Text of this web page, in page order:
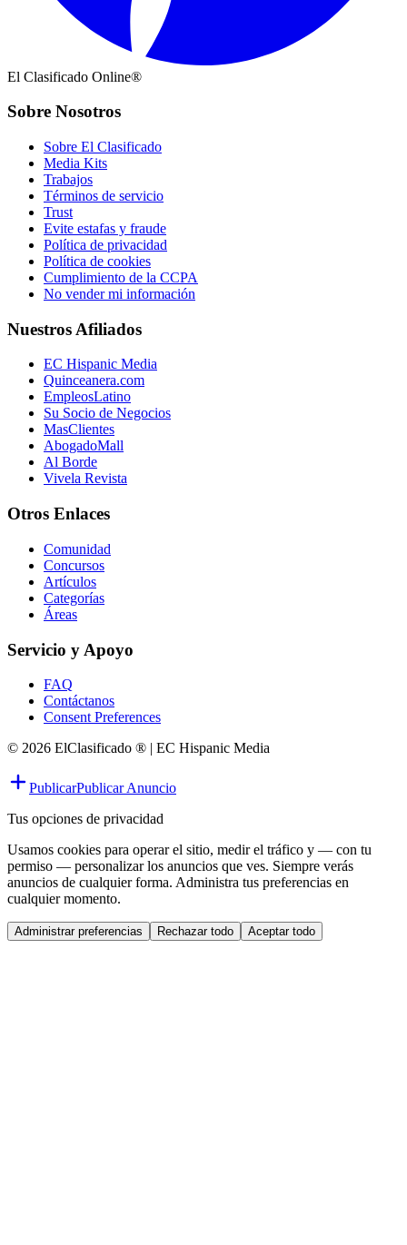
El Clasificado Online®
Sobre Nosotros
Sobre El Clasificado
Media Kits
Trabajos
Términos de servicio
Trust
Evite estafas y fraude
Política de privacidad
Política de cookies
Cumplimiento de la CCPA
No vender mi información
Nuestros Afiliados
EC Hispanic Media
Quinceanera.com
EmpleosLatino
Su Socio de Negocios
MasClientes
AbogadoMall
Al Borde
Vivela Revista
Otros Enlaces
Comunidad
Concursos
Artículos
Categorías
Áreas
Servicio y Apoyo
FAQ
Contáctanos
Consent Preferences
© 2026 ElClasificado ® | EC Hispanic Media
PublicarPublicar Anuncio
Tus opciones de privacidad
Usamos cookies para operar el sitio, medir el tráfico y — con tu
permiso — personalizar los anuncios que ves. Siempre verás
anuncios de cualquier forma. Administra tus preferencias en
cualquier momento.
Administrar preferencias Rechazar todo Aceptar todo